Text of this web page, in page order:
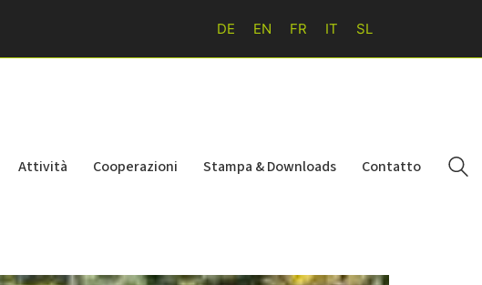
DE EN FR IT SL
Attività Cooperazioni Stampa & Downloads Contatto